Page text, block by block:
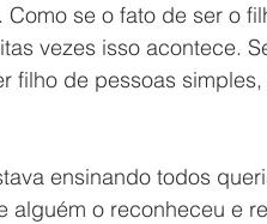
se o fato de ser o
vezes isso acontece.
filho de pessoas
ensinando todos
o reconheceu e